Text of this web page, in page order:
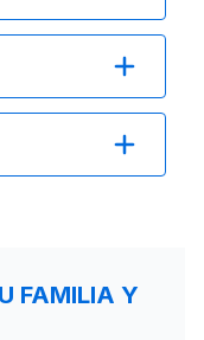
FAMILIA Y